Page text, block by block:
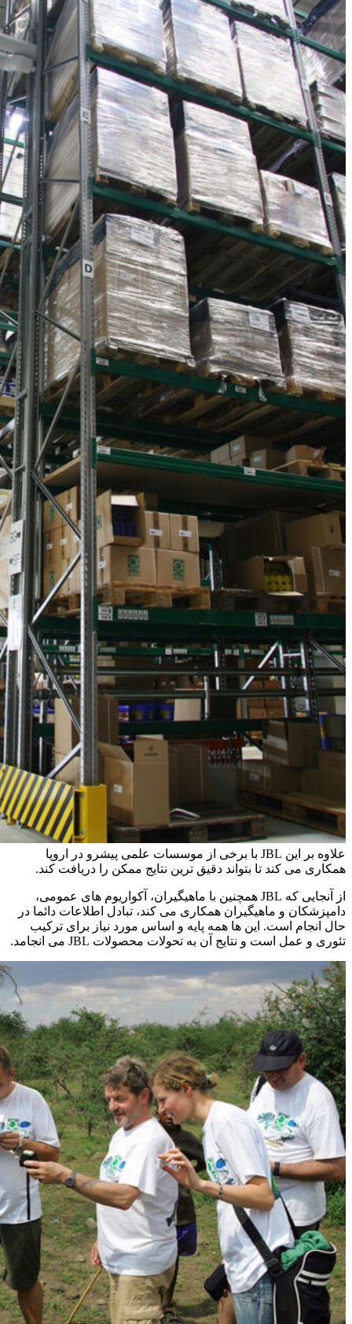
علاوه بر این JBL با برخی از موسسات علمی پیشرو در اروپا
همکاری می کند تا بتواند دقیق ترین نتایج ممکن را دریافت کند.
از آنجایی که JBL همچنین با ماهیگیران، آکواریوم های عمومی،
دامپزشکان و ماهیگیران همکاری می کند، تبادل اطلاعات دائما در
حال انجام است. این ها همه پایه و اساس مورد نیاز برای ترکیب
تئوری و عمل است و نتایج آن به تحولات محصولات JBL می انجامد.